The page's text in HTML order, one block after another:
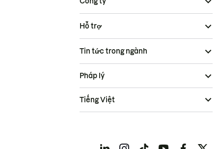
Hỗ trợ
Tin tức trong ngành
Pháp lý
Tiếng Việt